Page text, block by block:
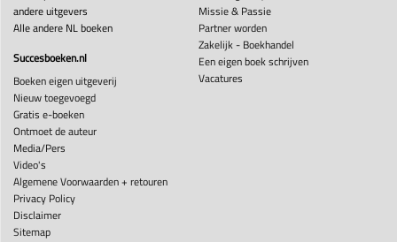
andere uitgevers
Alle andere NL boeken
Succesboeken.nl
Boeken eigen uitgeverij
Nieuw toegevoegd
Gratis e-boeken
Ontmoet de auteur
Media/Pers
Video's
Algemene Voorwaarden + retouren
Privacy Policy
Disclaimer
Sitemap
Missie & Passie
Partner worden
Zakelijk - Boekhandel
Een eigen boek schrijven
Vacatures